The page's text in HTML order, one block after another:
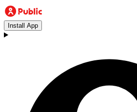
Install App